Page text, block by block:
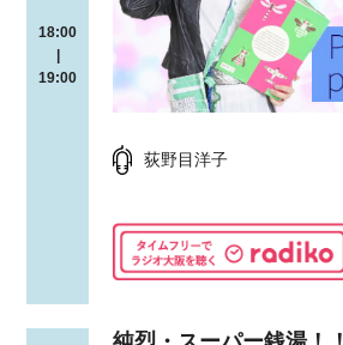
18:00
19:00
荻野目洋子